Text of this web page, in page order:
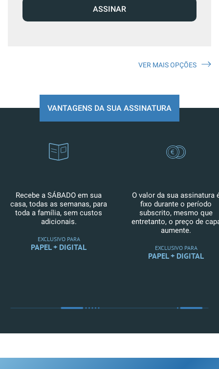
ASSINAR
VER MAIS OPÇÕES
VANTAGENS DA SUA ASSINATURA
Recebe a SÁBADO em sua
casa, todas as semanas, para
toda a família, sem custos
adicionais.
EXCLUSIVO PARA
PAPEL + DIGITAL
O valor da sua assinatura
fixo durante o período
subscrito, mesmo que
entretanto, o preço de
aumente.
EXCLUSIVO PARA
PAPEL + DIGITAL